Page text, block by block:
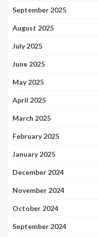
September 2025
August 2025
July 2025
June 2025
May 2025
April 2025
March 2025
February 2025
January 2025
December 2024
November 2024
October 2024
September 2024